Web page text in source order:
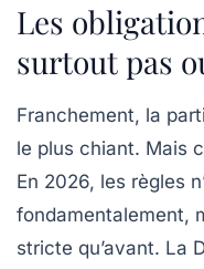
Les
surtout pas
Franchement, la
le plus chiant. Mais
En 2026, les règles
fondamentalement,
stricte qu’avant. La